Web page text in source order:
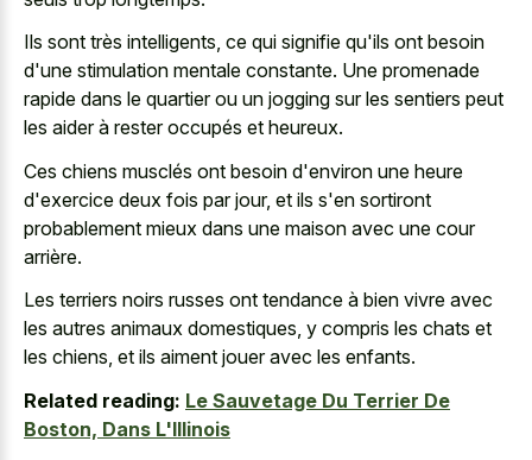
Ils sont très intelligents, ce qui signifie qu'ils ont besoin
d'une stimulation mentale constante. Une promenade
rapide dans le quartier ou un jogging sur les sentiers peut
les aider à rester occupés et heureux.
Ces chiens musclés ont besoin d'environ une heure
d'exercice deux fois par jour, et ils s'en sortiront
probablement mieux dans une maison avec une cour
arrière.
Les terriers noirs russes ont tendance à bien vivre avec
les autres animaux domestiques, y compris les chats et
les chiens, et ils aiment jouer avec les enfants.
Related reading: Le Sauvetage Du Terrier De
Boston, Dans L'Illinois